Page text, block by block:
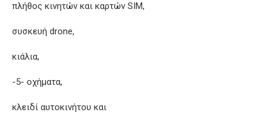
πλήθος κινητών και καρτών SIM,
συσκευή drone,
κιάλια,
-5- οχήματα,
κλειδί αυτοκινήτου και